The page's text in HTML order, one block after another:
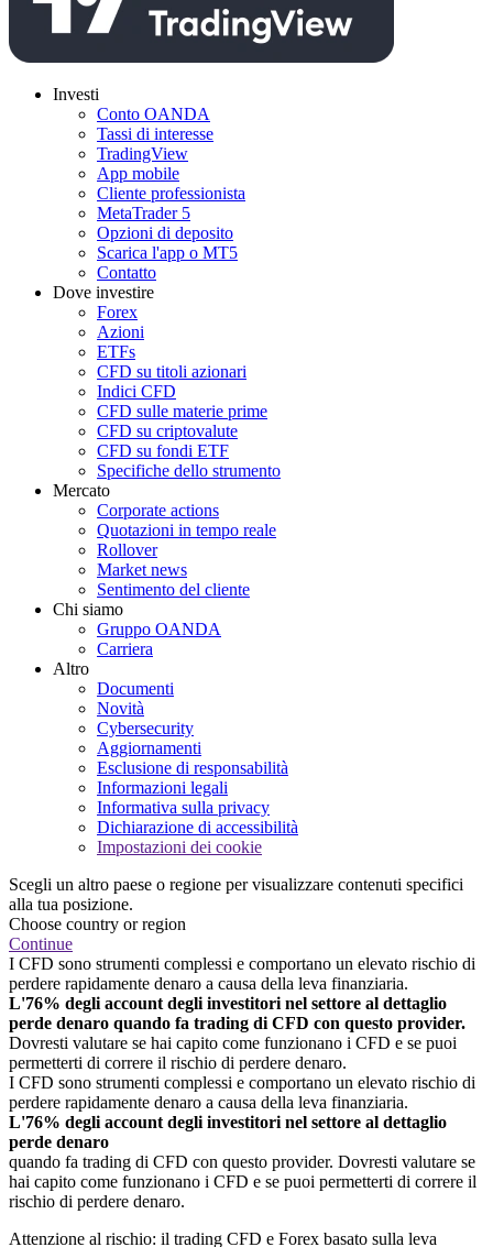
Investi
Conto OANDA
Tassi di interesse
TradingView
App mobile
Cliente professionista
MetaTrader 5
Opzioni di deposito
Scarica l'app o MT5
Contatto
Dove investire
Forex
Azioni
ETFs
CFD su titoli azionari
Indici CFD
CFD sulle materie prime
CFD su criptovalute
CFD su fondi ETF
Specifiche dello strumento
Mercato
Corporate actions
Quotazioni in tempo reale
Rollover
Market news
Sentimento del cliente
Chi siamo
Gruppo OANDA
Carriera
Altro
Documenti
Novità
Cybersecurity
Aggiornamenti
Esclusione di responsabilità
Informazioni legali
Informativa sulla privacy
Dichiarazione di accessibilità
Impostazioni dei cookie
Scegli un altro paese o regione per visualizzare contenuti specifici
alla tua posizione.
Choose country or region
Continue
I CFD sono strumenti complessi e comportano un elevato rischio di
perdere rapidamente denaro a causa della leva finanziaria.
L'76% degli account degli investitori nel settore al dettaglio
perde denaro quando fa trading di CFD con questo provider.
Dovresti valutare se hai capito come funzionano i CFD e se puoi
permetterti di correre il rischio di perdere denaro.
I CFD sono strumenti complessi e comportano un elevato rischio di
perdere rapidamente denaro a causa della leva finanziaria.
L'76% degli account degli investitori nel settore al dettaglio
perde denaro
quando fa trading di CFD con questo provider. Dovresti valutare se
hai capito come funzionano i CFD e se puoi permetterti di correre il
rischio di perdere denaro.
Attenzione al rischio: il trading CFD e Forex basato sulla leva